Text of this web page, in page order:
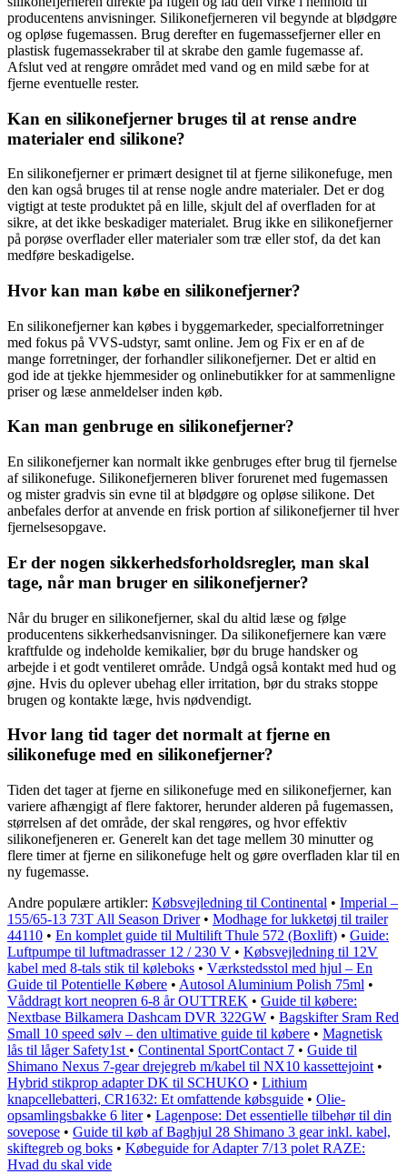
producentens anvisninger. Silikonefjerneren vil begynde at blødgøre
og opløse fugemassen. Brug derefter en fugemassefjerner eller en
plastisk fugemassekraber til at skrabe den gamle fugemasse af.
Afslut ved at rengøre området med vand og en mild sæbe for at
fjerne eventuelle rester.
Kan en silikonefjerner bruges til at rense andre
materialer end silikone?
En silikonefjerner er primært designet til at fjerne silikonefuge, men
den kan også bruges til at rense nogle andre materialer. Det er dog
vigtigt at teste produktet på en lille, skjult del af overfladen for at
sikre, at det ikke beskadiger materialet. Brug ikke en silikonefjerner
på porøse overflader eller materialer som træ eller stof, da det kan
medføre beskadigelse.
Hvor kan man købe en silikonefjerner?
En silikonefjerner kan købes i byggemarkeder, specialforretninger
med fokus på VVS-udstyr, samt online. Jem og Fix er en af de
mange forretninger, der forhandler silikonefjerner. Det er altid en
god ide at tjekke hjemmesider og onlinebutikker for at sammenligne
priser og læse anmeldelser inden køb.
Kan man genbruge en silikonefjerner?
En silikonefjerner kan normalt ikke genbruges efter brug til fjernelse
af silikonefuge. Silikonefjerneren bliver forurenet med fugemassen
og mister gradvis sin evne til at blødgøre og opløse silikone. Det
anbefales derfor at anvende en frisk portion af silikonefjerner til hver
fjernelsesopgave.
Er der nogen sikkerhedsforholdsregler, man skal
tage, når man bruger en silikonefjerner?
Når du bruger en silikonefjerner, skal du altid læse og følge
producentens sikkerhedsanvisninger. Da silikonefjernere kan være
kraftfulde og indeholde kemikalier, bør du bruge handsker og
arbejde i et godt ventileret område. Undgå også kontakt med hud og
øjne. Hvis du oplever ubehag eller irritation, bør du straks stoppe
brugen og kontakte læge, hvis nødvendigt.
Hvor lang tid tager det normalt at fjerne en
silikonefuge med en silikonefjerner?
Tiden det tager at fjerne en silikonefuge med en silikonefjerner, kan
variere afhængigt af flere faktorer, herunder alderen på fugemassen,
størrelsen af det område, der skal rengøres, og hvor effektiv
silikonefjeneren er. Generelt kan det tage mellem 30 minutter og
flere timer at fjerne en silikonefuge helt og gøre overfladen klar til en
ny fugemasse.
Andre populære artikler: Købsvejledning til Continental • Imperial –
155/65-13 73T All Season Driver• Modhage for lukketøj til trailer
44110 • En komplet guide til Multilift Thule 572 (Boxlift) • Guide:
Luftpumpe til luftmadrasser 12 / 230 V • Købsvejledning til 12V
kabel med 8-tals stik til køleboks • Værkstedsstol med hjul – En
Guide til Potentielle Købere • Autosol Aluminium Polish 75ml •
Våddragt kort neopren 6-8 år OUTTREK • Guide til købere:
Nextbase Bilkamera Dashcam DVR 322GW • Bagskifter Sram Red
Small 10 speed sølv – den ultimative guide til købere • Magnetisk
lås til låger Safety1st • Continental SportContact 7 • Guide til
Shimano Nexus 7-gear drejegreb m/kabel til NX10 kassettejoint •
Hybrid stikprop adapter DK til SCHUKO • Lithium
knapcellebatteri, CR1632: Et omfattende købsguide • Olie-
opsamlingsbakke 6 liter• Lagenpose: Det essentielle tilbehør til din
sovepose • Guide til køb af Baghjul 28 Shimano 3 gear inkl. kabel,
skiftegreb og boks • Købeguide for Adapter 7/13 polet RAZE:
Hvad du skal vide